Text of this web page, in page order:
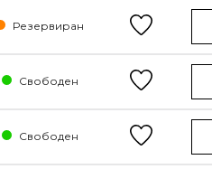
Резервиран
Свободен
Свободен